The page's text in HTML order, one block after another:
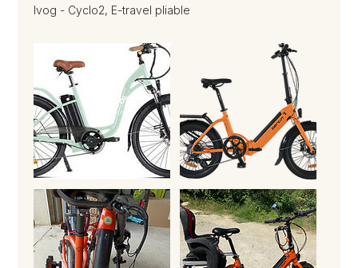
Ivog - Cyclo2, E-travel pliable